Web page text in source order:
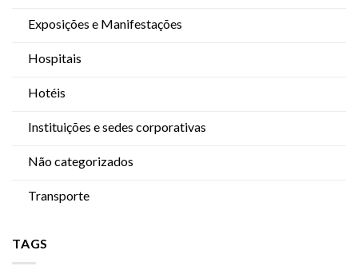
Exposições e Manifestações
Hospitais
Hotéis
Instituições e sedes corporativas
Não categorizados
Transporte
TAGS